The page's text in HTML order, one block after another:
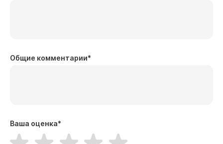
Общие комментарии*
Ваша оценка*